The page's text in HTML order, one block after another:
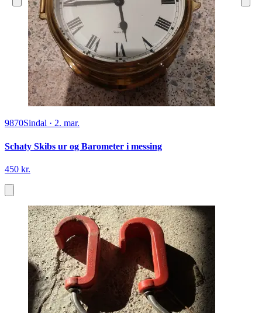
9870Sindal · 2. mar.
Schaty Skibs ur og Barometer i messing
450 kr.